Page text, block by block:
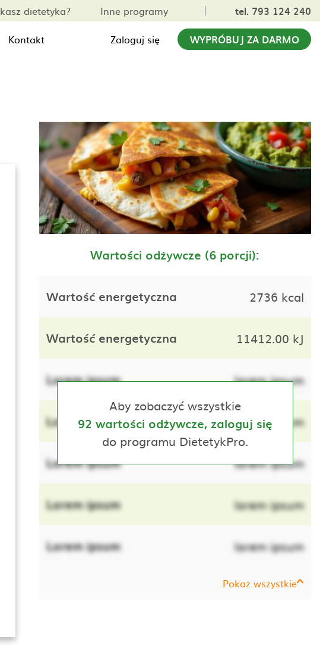
dietetyka? Inne programy
tel. 793 124 240
Kontakt Zaloguj się WYPRÓBUJ ZA DARMO
Wartości odżywcze (6 porcji):
Wartość energetyczna 2736 kcal
Wartość energetyczna 11412.00 kJ
Lorem ipsum lorem ipsum
Lorem ipsum lorem ipsum
Lorem ipsum lorem ipsum
Lorem ipsum lorem ipsum
Lorem ipsum lorem ipsum
Pokaż wszystkie
Aby zobaczyć wszystkie
92 wartości odżywcze, zaloguj się
do programu DietetykPro.